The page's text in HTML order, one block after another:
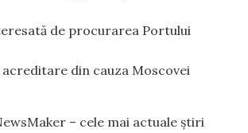
de procurarea Portului
din cauza Moscovei
– cele mai actuale știri